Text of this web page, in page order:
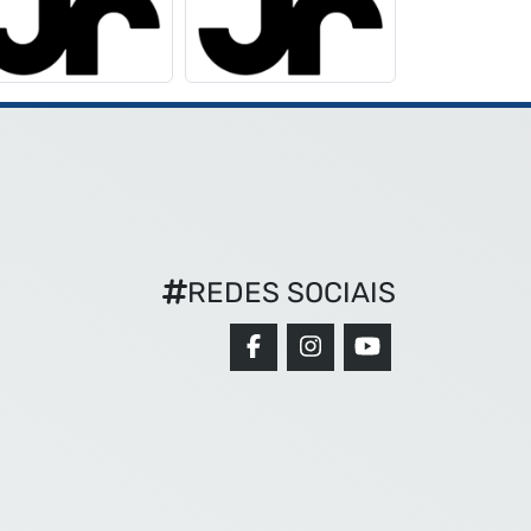
REDES SOCIAIS